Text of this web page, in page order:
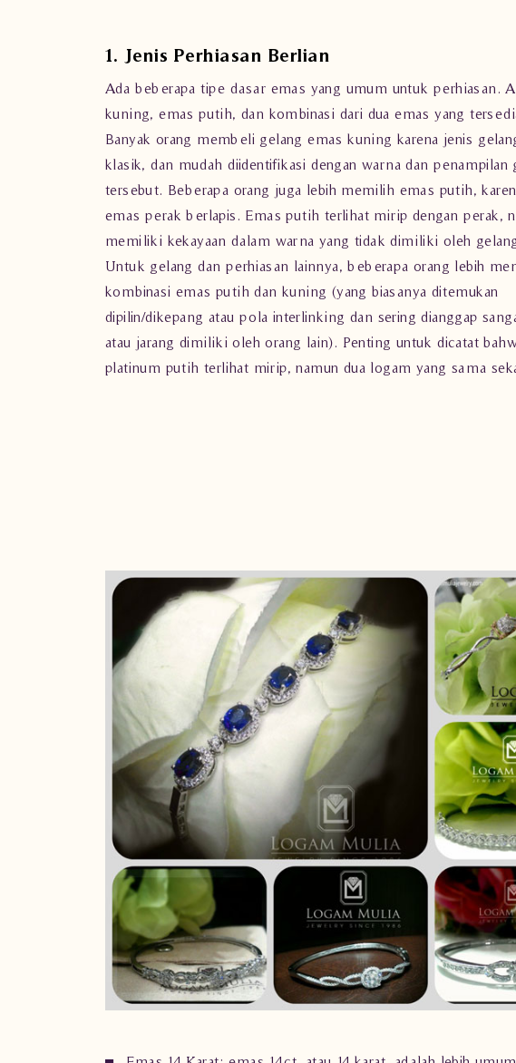
1. Jenis Perhiasan Berlian
Ada beberapa tipe dasar emas yang umum untuk perhiasan .
kuning, emas putih, dan kombinasi dari dua emas yang
Banyak orang membeli gelang emas kuning karena jenis
klasik, dan mudah diidentifikasi dengan warna dan penampilan
tersebut. Beberapa orang juga lebih memilih emas putih,
emas perak berlapis. Emas putih terlihat mirip dengan perak,
memiliki kekayaan dalam warna yang tidak dimiliki oleh
Untuk gelang dan perhiasan lainnya, beberapa orang lebih
kombinasi emas putih dan kuning (yang biasanya ditemukan
dipilin/dikepang atau pola interlinking dan sering dianggap
atau jarang dimiliki oleh orang lain). Penting untuk dicatat
platinum putih terlihat mirip, namun dua logam yang sama